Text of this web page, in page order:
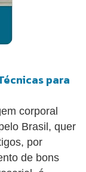
para
corporal
Brasil, quer
por
de bons